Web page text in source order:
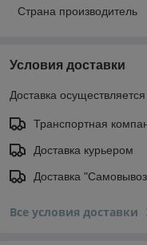
Страна производитель
Условия доставки
Доставка
Транспортная
Доставка курьером
Доставка
Все условия доставки